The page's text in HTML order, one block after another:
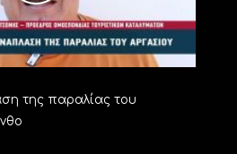
της παραλίας του